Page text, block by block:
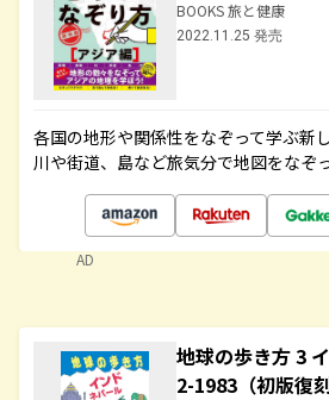
BOOKS 旅と健康
2022.11.25 発売
各国の地形や関係性をなぞって学ぶ新
川や街道、島など旅気分で地図をなぞ
AD
地球の歩き方 3
2-1983（初版復刻